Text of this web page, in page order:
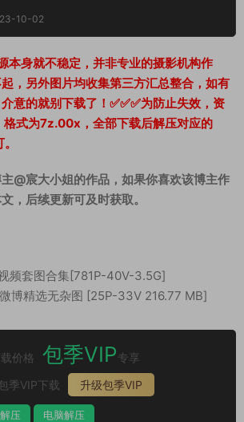
10-02
本身就不稳定，并非专业的摄影机构作
，另外图片均收集第三方汇总整合，如有
意的就别下载了！✅✅✅为防止失效，资
式为7z.00x，全部下载后解压对应的
@宸大小姐的作品，如果你喜欢该博主作
，后续更新可及时获取。
频套图合集[781P-40V-3.5G]
博精选无杂图 [25P-33V 216.77 MB]
载价格 包季VIP 专享
季VIP下载
升级包季VIP
压 电脑解压